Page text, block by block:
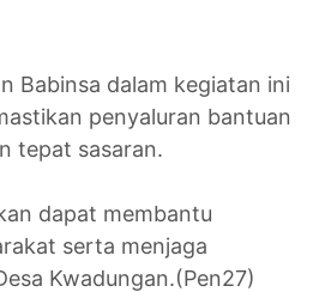
Babinsa dalam kegiatan ini
penyaluran bantuan
tepat sasaran.
dapat membantu
serta menjaga
Kwadungan.(Pen27)